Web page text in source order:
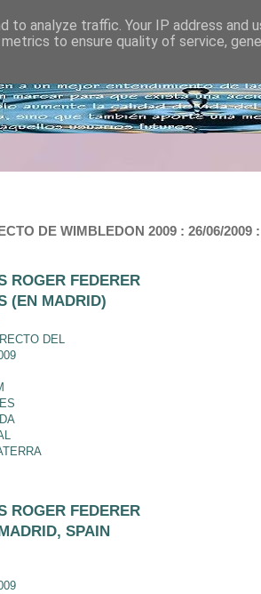
DE WIMBLEDON 2009 : 26/06/2009
ROGER FEDERER
(EN MADRID)
DEL
ROGER FEDERER
SPAIN
analyze traffic. Your IP address and
to ensure quality of service,